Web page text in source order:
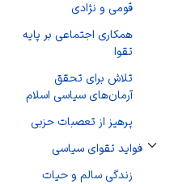
قومی و نژادی
همکاری اجتماعی بر پایه
تقوا
تلاش برای تحقق
آرمان‌های سیاسی اسلام
پرهیز از تعصبات حزبی
فواید تقوای سیاسی
تغییر وضعیت زیربخش‌های فواید تقوای سیاسی
زندگی سالم و حیات